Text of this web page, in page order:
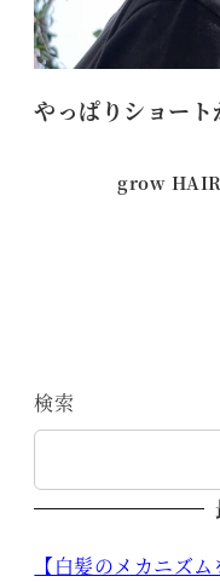
やっぱりショート
grow
検索
【白髪のメカニズ